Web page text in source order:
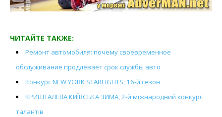
ЧИТАЙТЕ ТАКЖЕ:
Ремонт автомобиля: почему своевременное
обслуживание продлевает срок службы авто
Конкурс NEW YORK STARLIGHTS, 16-й сезон
КРИШТАЛЕВА КИЇВСЬКА ЗИМА, 2-й міжнародний конкурс
талантів